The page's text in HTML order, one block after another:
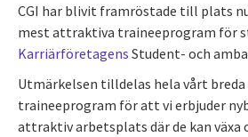
CGI har blivit framröstade till plats
mest attraktiva traineeprogram för
Karriärföretagens Student- och
Utmärkelsen tilldelas hela vårt breda
traineeprogram för att vi erbjuder
attraktiv arbetsplats där de kan växa